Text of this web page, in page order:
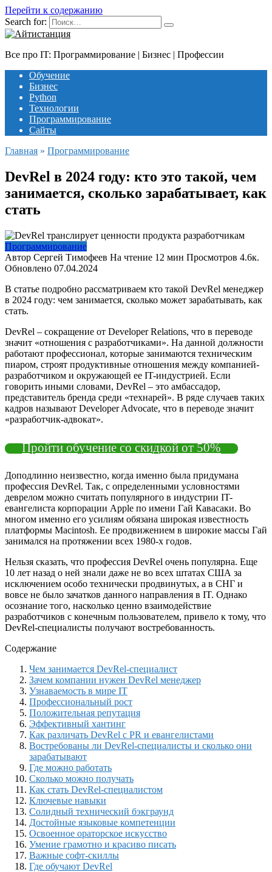
Перейти к содержанию
Search for:
Все про IT: Программирование | Бизнес | Профессии
Обучение
Бизнес
Python
Технологии
Программирование
Сайты
Главная » Программирование
DevRel в 2024 году: кто это такой, чем
занимается, сколько зарабатывает, как
стать
Программирование
Автор Сергей Тимофеев На чтение 12 мин Просмотров 4.6к.
Обновлено
В статье подробно рассматриваем кто такой DevRel менеджер
в 2024 году: чем занимается, сколько может зарабатывать, как
стать.
DevRel – сокращение от Developer Relations, что в переводе
значит «отношения с разработчиками». На данной должности
работают профессионал, которые занимаются техническим
пиаром, строят продуктивные отношения между компанией-
разработчиком и окружающей ее IT-индустрией. Если
говорить иными словами, DevRel – это амбассадор,
представитель бренда среди «технарей». В ряде случаев таких
кадров называют Developer Advocate, что в переводе значит
«разработчик-адвокат».
Пройти обучение со скидкой от 50%
Доподлинно неизвестно, когда именно была придумана
профессия DevRel. Так, с определенными условностями
деврелом можно считать популярного в индустрии IT-
евангелиста корпорации Apple по имени Гай Кавасаки. Во
многом именно его усилиям обязана широкая известность
платформы Macintosh. Ее продвижением в широкие массы Гай
занимался на протяжении всех 1980-х годов.
Нельзя сказать, что профессия DevRel очень популярна. Еще
10 лет назад о ней знали даже не во всех штатах США за
исключением особо технически продвинутых, а в СНГ и
вовсе не было зачатков данного направления в IT. Однако
осознание того, насколько ценно взаимодействие
разработчиков с конечным пользователем, привело к тому, что
DevRel-специалисты получают востребованность.
Содержание
Чем занимается DevRel-специалист
Зачем компании нужен DevRel менеджер
Узнаваемость в мире IT
Профессиональный рост
Положительная репутация
Эффективный хантинг
Как различать DevRel с PR и евангелистами
Востребованы ли DevRel-специалисты и сколько они
зарабатывают
Где можно работать
Сколько можно получать
Как стать DevRel-специалистом
Ключевые навыки
Солидный технический бэкграунд
Достойные языковые компетенции
Освоенное ораторское искусство
Умение грамотно и красиво писать
Важные софт-скиллы
Где обучают DevRel